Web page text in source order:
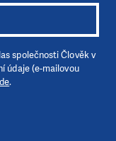
společnosti Člověk v
údaje (e-mailovou
.